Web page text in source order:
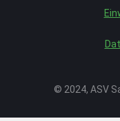
© 2024, ASV